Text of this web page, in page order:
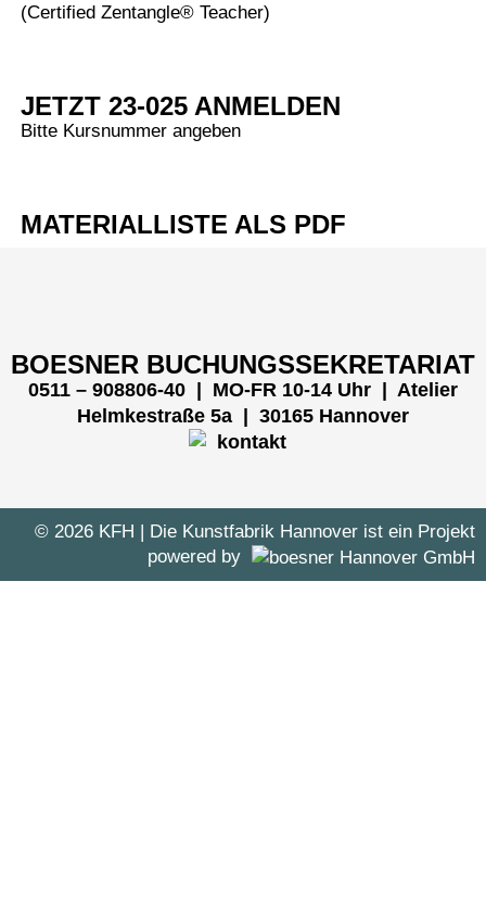
(Certified Zentangle® Teacher)
JETZT 23-025 ANMELDEN
Bitte Kursnummer angeben
MATERIALLISTE ALS PDF
BOESNER BUCHUNGSSEKRETARIAT
0511 – 908806-40 | MO-FR 10-14 Uhr
| Atelier
Helmkestraße 5a | 30165 Hannover
© 2026 KFH | Die Kunstfabrik Hannover ist ein Projekt
powered by